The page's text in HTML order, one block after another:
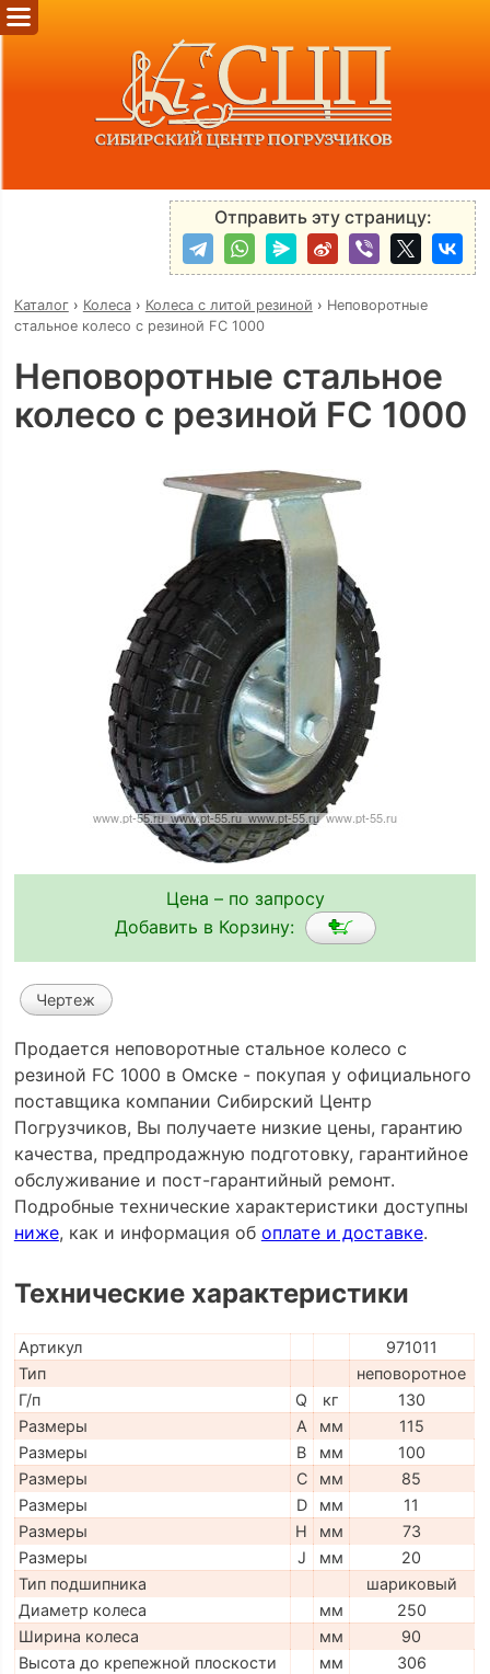
Отправить эту страницу:
Каталог› Колеса› Колеса с литой резиной › Неповоротные
стальное колесо с резиной FC 1000
Неповоротные стальное
колесо с резиной FC 1000
Цена – по запросу
Добавить в Корзину:
Чертеж
Продается неповоротные стальное колесо с
резиной FC 1000 в Омске - покупая у официального
поставщика компании Сибирский Центр
Погрузчиков, Вы получаете низкие цены, гарантию
качества, предпродажную подготовку, гарантийное
обслуживание и пост-гарантийный ремонт.
Подробные технические характеристики доступны
ниже, как и информация об оплате и доставке.
Технические характеристики
Артикул
971011
Тип
неповоротное
Г/п
Q кг
130
Размеры
A мм
115
Размеры
B мм
100
Размеры
C мм
85
Размеры
D мм
11
Размеры
H мм
73
Размеры
J мм
20
Тип подшипника
шариковый
Диаметр колеса
мм
250
Ширина колеса
мм
90
Высота до крепежной плоскости
мм
306